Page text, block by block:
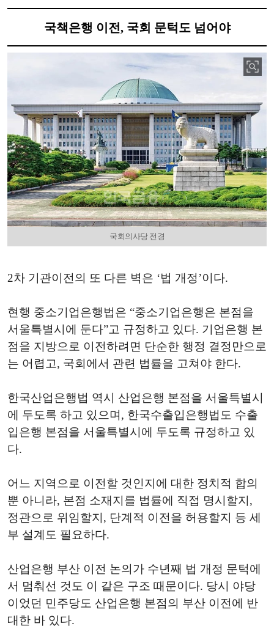
국책은행 이전, 국회 문턱도 넘어야
국회의사당 전경
2차 기관이전의 또 다른 벽은 ‘법 개정’이다.
현행 중소기업은행법은 “중소기업은행은 본점을
서울특별시에 둔다”고 규정하고 있다. 기업은행 본
점을 지방으로 이전하려면 단순한 행정 결정만으로
는 어렵고, 국회에서 관련 법률을 고쳐야 한다.
한국산업은행법 역시 산업은행 본점을 서울특별시
에 두도록 하고 있으며, 한국수출입은행법도 수출
입은행 본점을 서울특별시에 두도록 규정하고 있
다.
어느 지역으로 이전할 것인지에 대한 정치적 합의
뿐 아니라, 본점 소재지를 법률에 직접 명시할지,
정관으로 위임할지, 단계적 이전을 허용할지 등 세
부 설계도 필요하다.
산업은행 부산 이전 논의가 수년째 법 개정 문턱에
서 멈춰선 것도 이 같은 구조 때문이다. 당시 야당
이었던 민주당도 산업은행 본점의 부산 이전에 반
대한 바 있다.